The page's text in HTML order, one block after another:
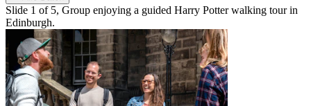
Slide 1 of 5, Group enjoying a guided Harry Potter walking tour in
Edinburgh.